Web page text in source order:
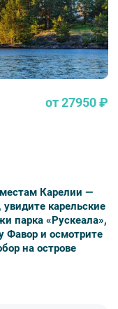
от 27950 ₽
Карелии —
увидите карельские
парка «Рускеала»,
Фавор и осмотрите
на острове